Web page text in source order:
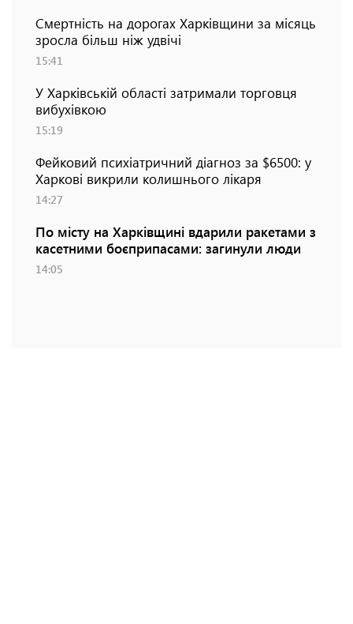
Смертність на дорогах Харківщини за місяць
зросла більш ніж удвічі
15:41
У Харківській області затримали торговця
вибухівкою
15:19
Фейковий психіатричний діагноз за $6500: у
Харкові викрили колишнього лікаря
14:27
По місту на Харківщині вдарили ракетами з
касетними боєприпасами: загинули люди
14:05